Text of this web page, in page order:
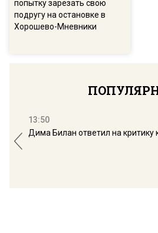
попытку зарезать свою
подругу на остановке в
Хорошево-Мневники
13:50
Дима Билан ответил на критику